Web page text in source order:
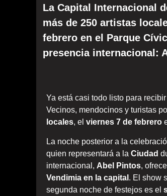
La Capital Internacional
más de 250 artistas
febrero en el Parque
presencia internacional:
Ya está casi todo listo para
Vecinos, mendocinos y turistas
locales, el viernes 7 de febrero
La noche posterior a la
quien representará a la Ciudad
internacional, Abel Pintos,
Vendimia en la capital . El show
segunda noche de festejos es el